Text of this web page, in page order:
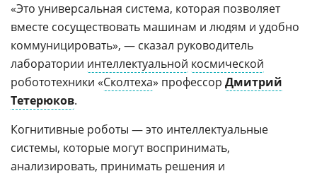
«Это универсальная система, которая позволяет
вместе сосуществовать машинам и людям и удобно
коммуницировать», — сказал руководитель
лаборатории интеллектуальной космической
робототехники «Сколтеха» профессор Дмитрий
Тетерюков.
Когнитивные роботы — это интеллектуальные
системы, которые могут воспринимать,
анализировать, принимать решения и